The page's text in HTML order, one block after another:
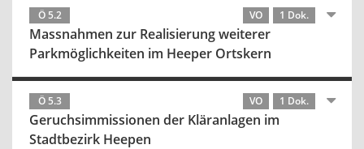
Ö 5.2 VO 1 Dok.
Massnahmen zur Realisierung weiterer
Parkmöglichkeiten im Heeper Ortskern
Ö 5.3 VO 1 Dok.
Geruchsimmissionen der Kläranlagen im
Stadtbezirk Heepen